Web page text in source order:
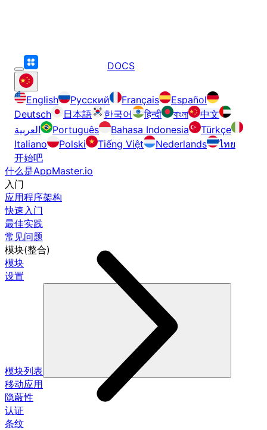
DOCS
English Русский Français
Español
Deutsch
日本語 한국어 हिन्दी বাংলা
中文
العربية
Português Bahasa Indonesia
Türkçe
Italiano
Polski Tiếng Việt Nederlands
ไทย
开始吧
什么是AppMaster.io
入门
应用程序架构
快速入门
最佳实践
常见问题
模块(整合)
模块
设置
模块列表
移动应用
隐蔽性
认证
条纹